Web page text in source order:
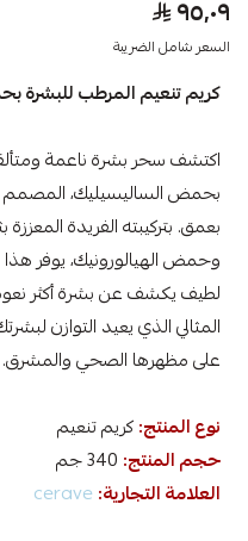
٩٥٫٠٩
السعر شامل الضريبة
كريم تنعيم المرطب للبشرة
اكتشف سحر بشرة ناعمة
بحمض الساليسيليك،
بعمق. بتركيبته الفريدة
وحمض الهيالورونيك، يوفر هذا
لطيف يكشف عن بشرة أكثر
المثالي الذي يعيد التوازن
على مظهرها الصحي والمشرق.
نوع المنتج:كريم تنعيم
حجم المنتج:
العلامة التجارية:cerave